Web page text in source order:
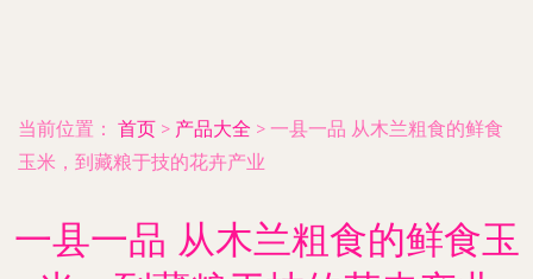
当前位置： 首页 > 产品大全 > 一县一品 从木兰粗食的鲜食
玉米，到藏粮于技的花卉产业
一县一品 从木兰粗食的鲜食玉